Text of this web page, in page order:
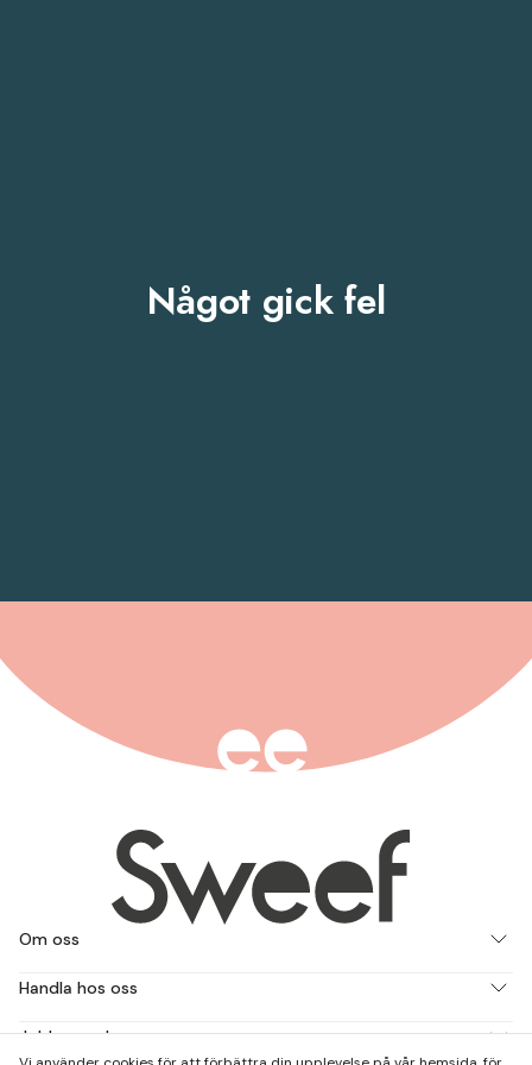
Något gick fel
Om oss
Handla hos oss
Jobba med oss